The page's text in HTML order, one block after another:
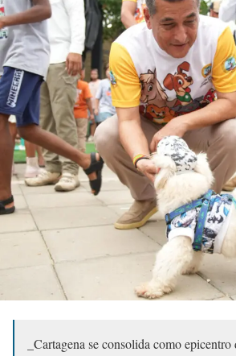
_Cartagena se consolida como epicentro